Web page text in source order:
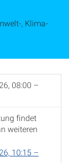
, Klima-
08:00 –
findet
weiteren
10:15 –